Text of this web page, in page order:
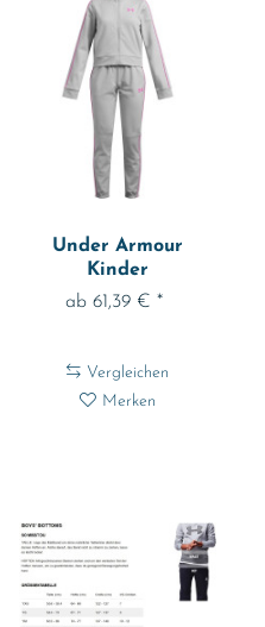
Under Armour
Kinder
Trainingsanzug Ua
ab 61,39 € *
Vergleichen
Merken